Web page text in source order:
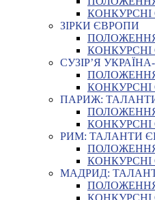
КОНКУРСНІ
ЗІРКИ ЄВРОПИ
КОНКУРСНІ
СУЗІР’Я
КОНКУРСНІ
ПАРИЖ:
КОНКУРСНІ
РИМ: ТАЛАНТИ
КОНКУРСНІ
МАДРИД:
КОНКУРСНІ